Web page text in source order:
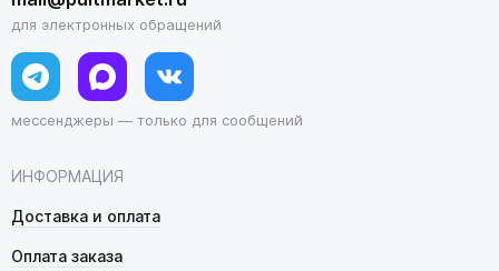
ИНФОРМАЦИЯ
Доставка и оплата
Оплата заказа
для электронных обращений
мессенджеры — только для сообщений